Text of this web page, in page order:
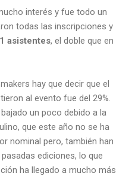
interés y fue todo un
todas las inscripciones y
asistentes, el doble que en
hay que decir que el
al evento fue del 29%.
un poco debido a la
que este año no se ha
nominal pero, también han
ediciones, lo que
ha llegado a mucho más